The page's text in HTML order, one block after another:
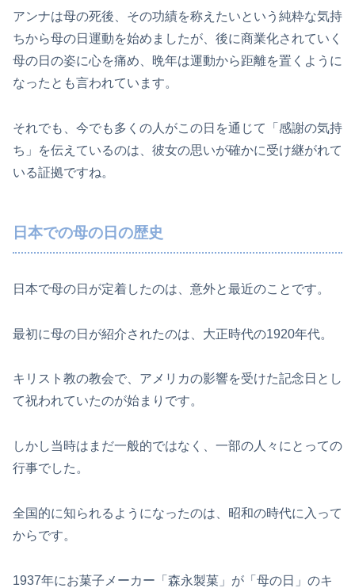
アンナは母の死後、その功績を称えたいという純粋な気持
ちから母の日運動を始めましたが、後に商業化されていく
母の日の姿に心を痛め、晩年は運動から距離を置くように
なったとも言われています。
それでも、今でも多くの人がこの日を通じて「感謝の気持
ち」を伝えているのは、彼女の思いが確かに受け継がれて
いる証拠ですね。
日本での母の日の歴史
日本で母の日が定着したのは、意外と最近のことです。
最初に母の日が紹介されたのは、大正時代の1920年代。
キリスト教の教会で、アメリカの影響を受けた記念日とし
て祝われていたのが始まりです。
しかし当時はまだ一般的ではなく、一部の人々にとっての
行事でした。
全国的に知られるようになったのは、昭和の時代に入って
からです。
1937年にお菓子メーカー「森永製菓」が「母の日」のキ